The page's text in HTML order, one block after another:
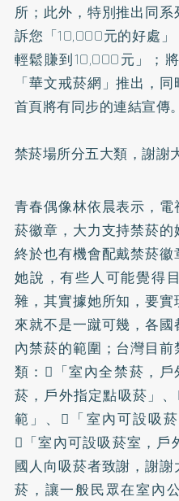
所；此外，特別推出同
訴您「10,000元的好處
輕鬆賺到10,000元」；
「華文戒菸網」推出，
首頁將有同步的連結宣傳。
禁菸場所分五大類，謝謝
青春偶像林依晨表示，
菸徽章，大力支持禁菸
終於也有機會配戴禁菸徽
她說，有些人可能覺得
雜，其實據她所知，要
來就不是一蹴可幾，各
內禁菸的範圍；台灣目
類：「室內全禁菸，
菸，戶外指定點吸菸」
範」、「室內可設吸
「室內可設吸菸室，戶
國人向吸菸者致謝，謝
菸，讓一般民眾在室內